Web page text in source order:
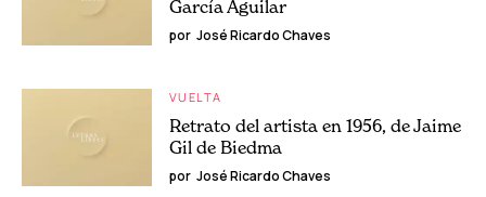
García Aguilar
por José Ricardo Chaves
VUELTA
Retrato del artista en 1956, de Jaime
Gil de Biedma
por José Ricardo Chaves